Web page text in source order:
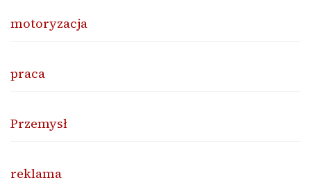
motoryzacja
praca
Przemysł
reklama